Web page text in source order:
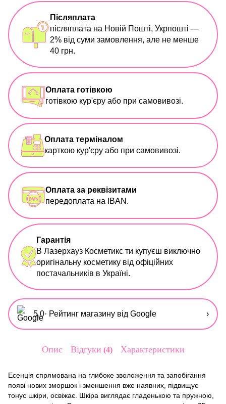
Післяплата
післяплата на Новій Пошті, Укрпошті —
2% від суми замовлення, але не менше
40 грн.
Оплата готівкою
готівкою кур'єру або при самовивозі.
Оплата терміналом
карткою кур'єру або при самовивозі.
Оплата за реквізитами
передоплата на IBAN.
Гарантія
В Лазерхауз Косметикс ти купуєш виключно
оригінальну косметику від офіційних
постачальників в Україні.
5,0· Рейтинг магазину від Google ›
Опис Відгуки 4 Характеристики
Есенція спрямована на глибоке зволоження та запобігання
появі нових зморшок і зменшення вже наявних, підвищує
тонус шкіри, освіжає. Шкіра виглядає гладенькою та пружною,